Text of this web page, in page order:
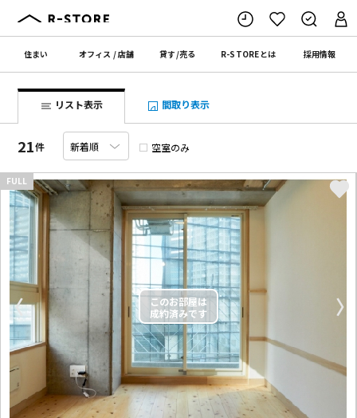
住まい オフィス /店舗 貸す/売る R-STOREとは 採用情報
リスト表示 間取り表示
21件 空室のみ
〈 〉
FULL